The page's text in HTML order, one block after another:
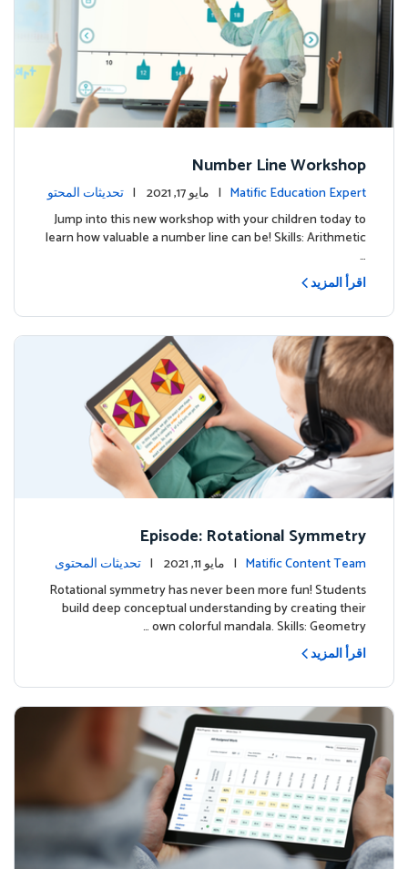
Number Line Workshop
Matific Education Expert | مايو 17, 2021 | تحديثات المحتو
ى
Jump into this new workshop with your children today to
learn how valuable a number line can be! Skills: Arithmetic
…
اقرأ المزيد
Episode: Rotational Symmetry
Matific Content Team | مايو 11, 2021 |
تحديثات المحتوى
Rotational symmetry has never been more fun! Students
build deep conceptual understanding by creating their
own colorful mandala. Skills: Geometry …
اقرأ المزيد